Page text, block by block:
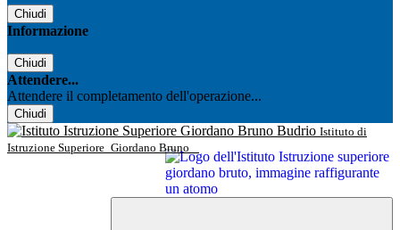
Chiudi
Informazione
Chiudi
Attendere...
Attendere il completamento dell'operazione...
Chiudi
Istituto di
Istruzione Superiore Giordano Bruno